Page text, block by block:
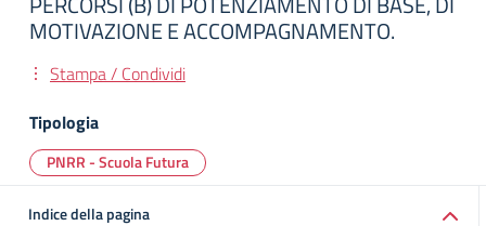
MOTIVAZIONE E ACCOMPAGNAMENTO.
Stampa / Condividi
Tipologia
PNRR - Scuola Futura
Indice della pagina